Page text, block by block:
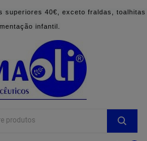
superiores 40€, exceto fraldas, toalhitas
infantil.